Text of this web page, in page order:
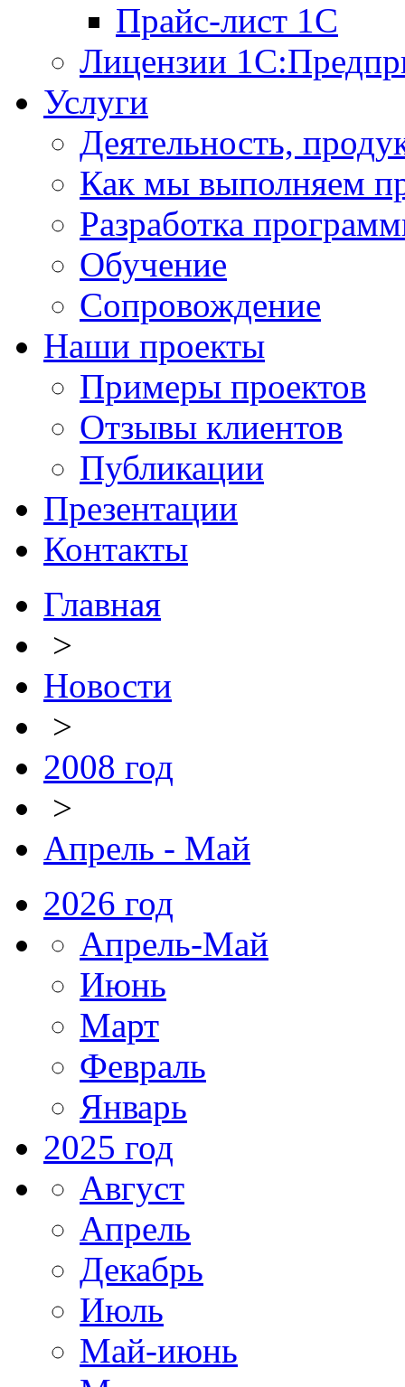
Прайс-лист 1С
Лицензии
Услуги
Деятельность,
Как мы выполняем
Разработка
Обучение
Сопровождение
Наши проекты
Примеры проектов
Отзывы клиентов
Публикации
Презентации
Контакты
Главная
>
Новости
>
2008 год
>
Апрель - Май
2026 год
Апрель-Май
Июнь
Март
Февраль
Январь
2025 год
Август
Апрель
Декабрь
Июль
Май-июнь